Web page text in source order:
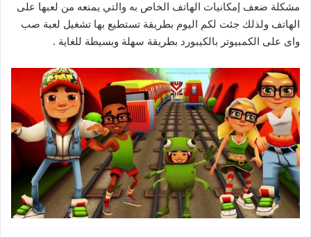
مشكلة ضعف إمكانيات الهاتف الخاص به والتي يمنعه من لعبها على
الهاتف ولذلك جئت لكم اليوم بطريقة تستطيع بها تشغيل لعبة صب
واى على الكمبيوتر بالكيبورد بطريقة سهلة وبسيطة للغاية .